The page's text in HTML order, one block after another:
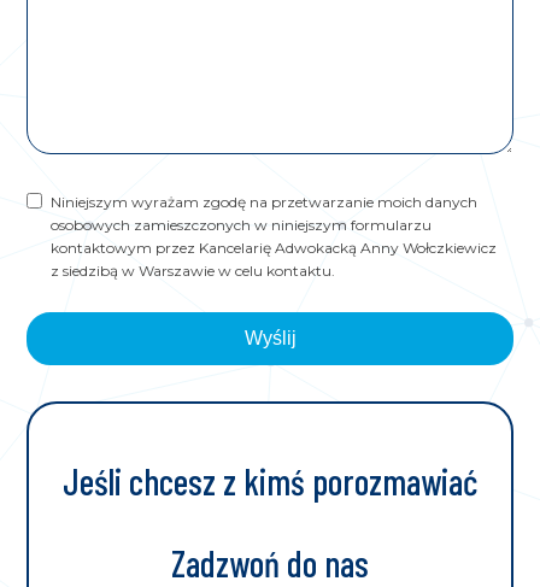
Niniejszym wyrażam zgodę na przetwarzanie moich danych
osobowych zamieszczonych w niniejszym formularzu
kontaktowym przez Kancelarię Adwokacką Anny Wołczkiewicz
z siedzibą w Warszawie w celu kontaktu.
Wyślij
Jeśli chcesz z kimś porozmawiać
Zadzwoń do nas